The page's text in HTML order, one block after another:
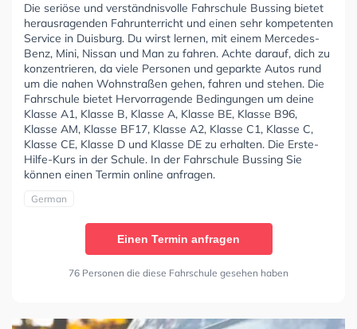
Die seriöse und verständnisvolle Fahrschule Bussing bietet
herausragenden Fahrunterricht und einen sehr kompetenten
Service in Duisburg. Du wirst lernen, mit einem Mercedes-
Benz, Mini, Nissan und Man zu fahren. Achte darauf, dich zu
konzentrieren, da viele Personen und geparkte Autos rund
um die nahen Wohnstraßen gehen, fahren und stehen. Die
Fahrschule bietet Hervorragende Bedingungen um deine
Klasse A1, Klasse B, Klasse A, Klasse BE, Klasse B96,
Klasse AM, Klasse BF17, Klasse A2, Klasse C1, Klasse C,
Klasse CE, Klasse D und Klasse DE zu erhalten. Die Erste-
Hilfe-Kurs in der Schule. In der Fahrschule Bussing Sie
können einen Termin online anfragen.
German
Einen Termin anfragen
76 Personen die diese Fahrschule gesehen haben